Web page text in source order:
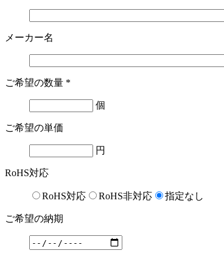
メーカー名
ご希望の数量 *
個
ご希望の単価
円
RoHS対応
RoHS対応 RoHS非対応 指定なし
ご希望の納期